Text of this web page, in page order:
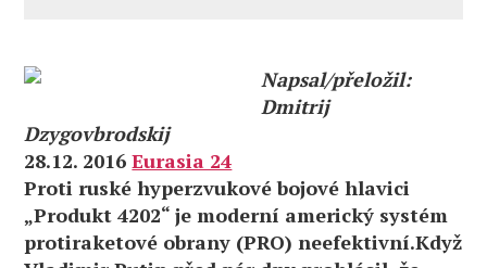
Napsal/přeložil:
Dmitrij
Dzygovbrodskij
28.12. 2016Eurasia 24
Proti ruské hyperzvukové bojové hlavici
„Produkt 4202“ je moderní americký systém
protiraketové obrany (PRO) neefektivní.Když